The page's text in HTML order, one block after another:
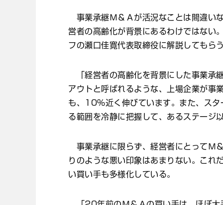
事業承継Ｍ＆Ａが活況なことは間違い
営者の高齢化が背景にあるわけではない
フの瀬口佳寛代表取締役に解説してもら
「経営者の高齢化を背景にした事業承
アウトと呼ばれるような、上場企業が事
も、10％近く伸びています。また、ス
る範囲を冷静に把握して、あるステージ
事業承継に限らず、経営者にとってＭ
りのような悪い印象はあまりない。これ
い買い手も多様化している。